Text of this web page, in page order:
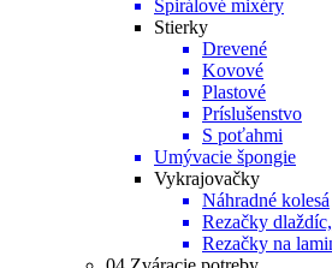
Špirálové mixéry
Stierky
Drevené
Kovové
Plastové
Príslušenstvo
S poťahmi
Umývacie špongie
Vykrajovačky
Náhradné kolesá
Rezačky
Rezačky na